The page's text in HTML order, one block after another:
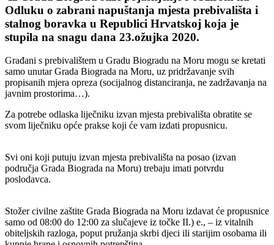
Odluku o zabrani napuštanja mjesta prebivališta i
stalnog boravka u Republici Hrvatskoj koja je
stupila na snagu dana 23.ožujka 2020.
Građani s prebivalištem u Gradu Biogradu na Moru mogu se kretati
samo unutar Grada Biograda na Moru, uz pridržavanje svih
propisanih mjera opreza (socijalnog distanciranja, ne zadržavanja na
javnim prostorima…).
Za potrebe odlaska liječniku izvan mjesta prebivališta obratite se
svom liječniku opće prakse koji će vam izdati propusnicu.
Svi oni koji putuju izvan mjesta prebivališta na posao (izvan
područja Grada Biograda na Moru) trebaju imati potvrdu
poslodavca.
Stožer civilne zaštite Grada Biograda na Moru izdavat će propusnice
samo od 08:00 do 12:00 za slučajeve iz točke II.) e., – iz vitalnih
obiteljskih razloga, poput pružanja skrbi djeci ili starijim osobama ili